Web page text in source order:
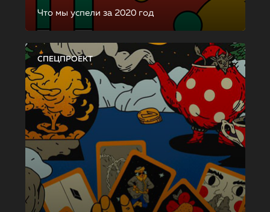
Что мы успели за 2020 год
СПЕЦПРОЕКТ